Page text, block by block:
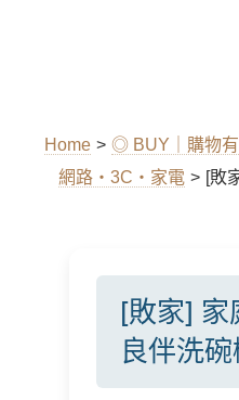
Home > ◎ BUY｜購物
網路‧3C‧家電 > [敗
[敗家] 家
良伴洗碗